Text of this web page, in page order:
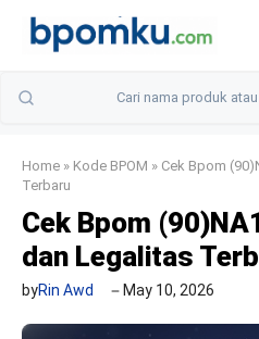
Skip
Home » Kode BPOM » Cek Bpom
Terbaru
Cek Bpom
dan Legalitas
byRin Awd May 10, 2026